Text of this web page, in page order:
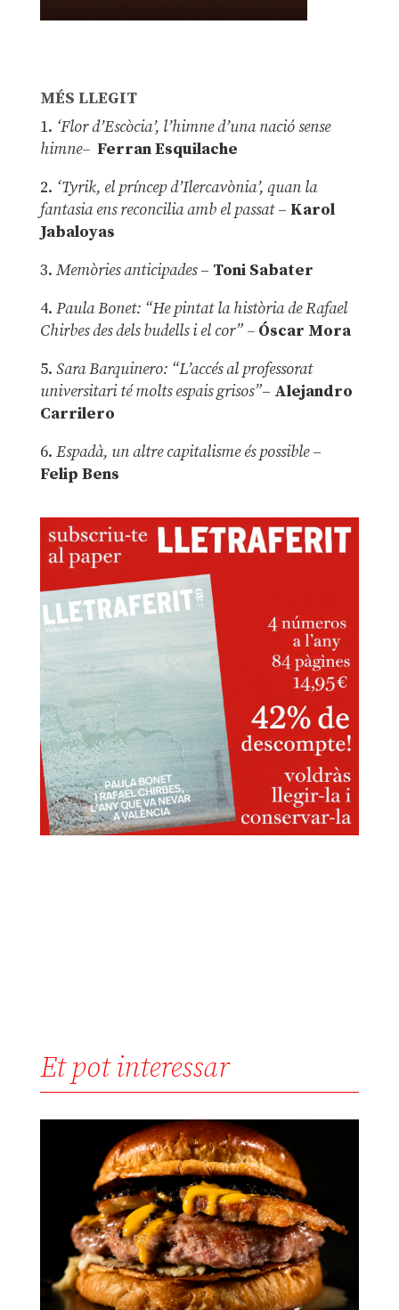
MÉS LLEGIT
1. ‘Flor d’Escòcia’, l’himne d’una nació sense
himne– Ferran Esquilache
2. ‘Tyrik, el príncep d’Ilercavònia’, quan la
fantasia ens reconcilia amb el passat– Karol
Jabaloyas
3. Memòries anticipades– Toni Sabater
4. Paula Bonet: “He pintat la història de Rafael
Chirbes des dels budells i el cor” –Óscar Mora
5. Sara Barquinero: “L’accés al professorat
universitari té molts espais grisos”– Alejandro
Carrilero
6. Espadà, un altre capitalisme és possible –
Felip Bens
Et pot interessar